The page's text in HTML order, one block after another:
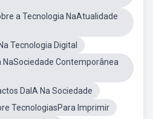
a Tecnologia NaAtualidade
Tecnologia Digital
NaSociedade Contemporânea
DaIA Na Sociedade
TecnologiasPara Imprimir